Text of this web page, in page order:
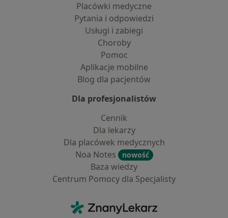
Placówki medyczne
Pytania i odpowiedzi
Usługi i zabiegi
Choroby
Pomoc
Aplikacje mobilne
Blog dla pacjentów
Dla profesjonalistów
Cennik
Dla lekarzy
Dla placówek medycznych
Noa Notes
nowość
Baza wiedzy
Centrum Pomocy dla Specjalisty
ZnanyLekarz - Strona główna